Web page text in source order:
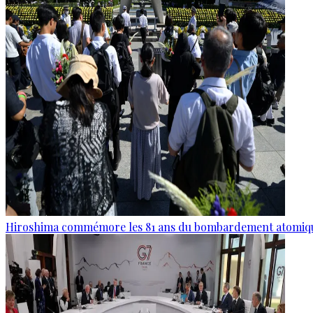
Hiroshima commémore les 81 ans du bombardement